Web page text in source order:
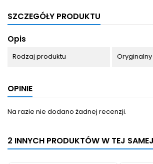
SZCZEGÓŁY PRODUKTU
Opis
Rodzaj produktu Oryginalny
OPINIE
Na razie nie dodano żadnej recenzji.
2 INNYCH PRODUKTÓW W TEJ